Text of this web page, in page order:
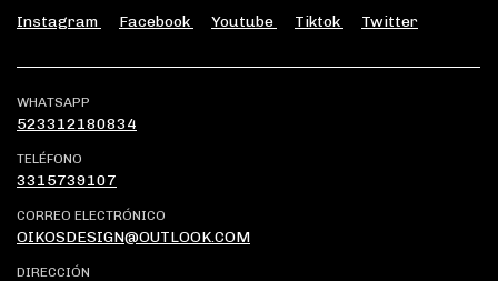
Instagram Facebook Youtube Tiktok Twitter
WHATSAPP
523312180834
TELÉFONO
3315739107
CORREO ELECTRÓNICO
OIKOSDESIGN@OUTLOOK.COM
DIRECCIÓN